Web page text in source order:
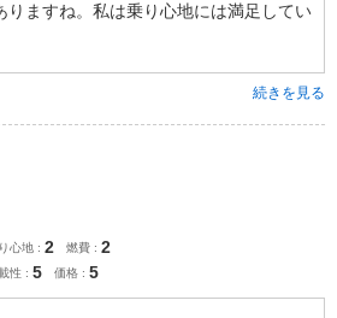
りますね。私は乗り心地には満足してい
続きを見る
心地 2 燃費 2
性 5 価格 5